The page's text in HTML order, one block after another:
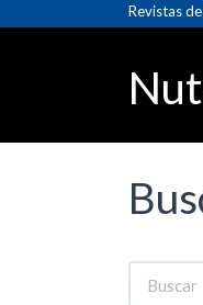
Navegación
principal
Revistas
Buscar
artículos